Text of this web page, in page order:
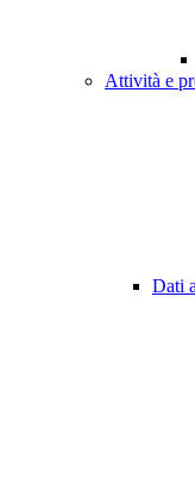
Attività e
Dati